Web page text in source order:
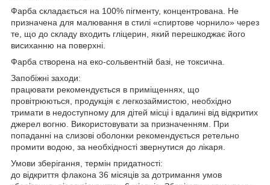
Фарба складається на 100% пігменту, концентрована. Не
призначена для малювання в стилі «спиртове чорнило» через
те, що до складу входить гліцерин, який перешкоджає його
висиханню на поверхні.
Фарба створена на еко-сольвентній базі, не токсична.
Запобіжні заходи:
працювати рекомендується в приміщеннях, що
провітрюються, продукція є легкозаймистою, необхідно
тримати в недоступному для дітей місці і вдалині від відкритих
джерел вогню. Використовувати за призначенням. При
попаданні на слизові оболонки рекомендується ретельно
промити водою, за необхідності звернутися до лікаря.
Умови зберігання, термін придатності:
до відкриття флакона 36 місяців за дотримання умов